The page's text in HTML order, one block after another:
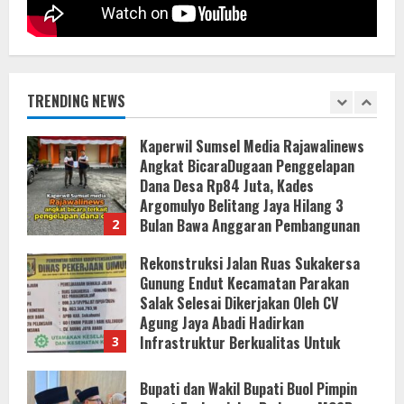
TRENDING NEWS
8 Agustus 2026
2
Kaperwil Sumsel Media Rajawalinews
Bulan Bawa Anggaran Pembangunan
3
Rekonstruksi Jalan Ruas Sukakersa
Gunung Endut Kecamatan Parakan
Salak Selesai Dikerjakan Oleh CV
Agung Jaya Abadi Hadirkan
Infrastruktur Berkualitas Untuk
8 Agustus 2026
4
Bupati dan Wakil Bupati Buol Pimpin
Rapat Evaluasi dan Pedoman MCSP
2026
7 Agustus 2026
Lewat Layanan Digital Pemkab Sergai